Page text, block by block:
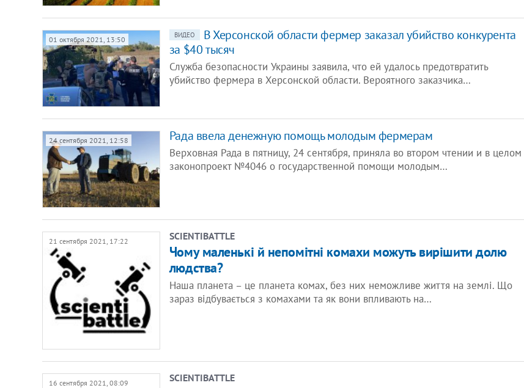
01 октября 2021, 13:50 ВИДЕО
В Херсонской области фермер заказал убийство конкурента
за $40 тысяч
Служба безопасности Украины заявила, что ей удалось предотвратить
убийство фермера в Херсонской области. Вероятного заказчика…
24 сентября 2021, 12:58 Рада ввела денежную помощь молодым фермерам
Верховная Рада в пятницу, 24 сентября, приняла во втором чтении и в целом
законопроект №4046 о государственной помощи молодым…
SCIENTIBATTLE
Чому маленькі й непомітні комахи можуть вирішити долю
людства?
Наша планета – це планета комах, без них неможливе життя на землі. Що
зараз відбувається з комахами та як вони впливають на…
21 сентября 2021, 17:22
SCIENTIBATTLE
16 сентября 2021, 08:09